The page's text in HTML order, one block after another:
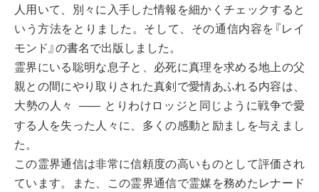
人用いて、別々に入手した情報を細かくチェックすると
いう方法をとりました。そして、その通信内容を『レイ
モンド』の書名で出版しました。
霊界にいる聡明な息子と、必死に真理を求める地上の父
親との間にやり取りされた真剣で愛情あふれる内容は、
大勢の人々
――
とりわけロッジと同じように戦争で愛
する人を失った人々に、多くの感動と励ましを与えまし
た。
この霊界通信は非常に信頼度の高いものとして評価され
ています。また、この霊界通信で霊媒を務めたレナード